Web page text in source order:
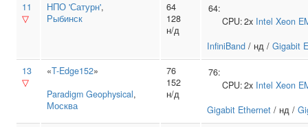
11
▽
НПО 'Сатурн',
Рыбинск
64
128
н/д
64:
CPU:2x Intel Xeon
InfiniBand / нд / Gigabit
13
▽
«T-Edge152»
Paradigm Geophysical,
Москва
76
152
н/д
76:
CPU:2x Intel Xeon
Gigabit Ethernet / нд /